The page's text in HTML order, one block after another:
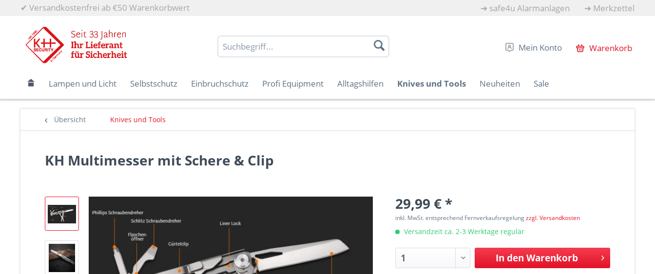
✔ Versandkostenfrei ab €50 Warenkorbwert ➔ safe4u Alarmanlagen ➔ Merkzettel
Mein Konto Warenkorb
Lampen und Licht Selbstschutz Einbruchschutz Profi Equipment Alltagshilfen Knives und Tools Neuheiten Sale
Übersicht Knives und Tools
KH Multimesser mit Schere & Clip
29,99 € *
inkl. MwSt. entsprechend Fernverkaufsregelungzzgl. Versandkosten
Versandzeit ca. 2-3 Werktage regulär
In den Warenkorb